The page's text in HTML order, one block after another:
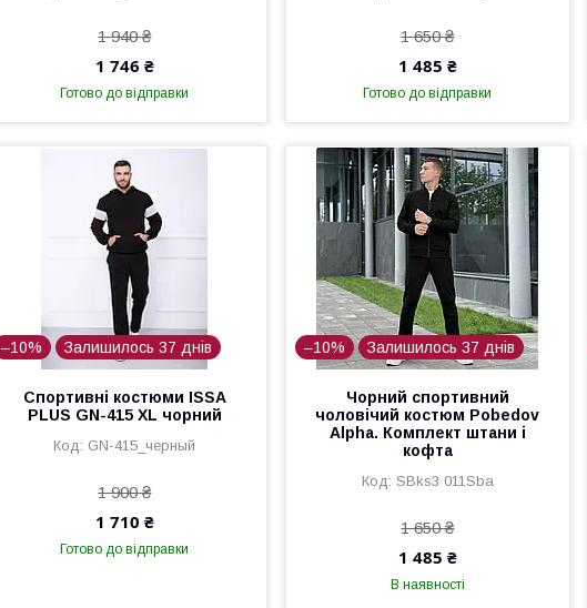
1 940 ₴
1 746 ₴
Готово до відправки
1 650 ₴
1 485 ₴
Готово до відправки
–10% Залишилось 37 днів
Спортивні костюми ISSA
PLUS GN-415 XL чорний
GN-415_черный
1 900 ₴
1 710 ₴
Готово до відправки
–10% Залишилось 37 днів
Чорний спортивний
чоловічий костюм Pobedov
Alpha. Комплект штани і
кофта
SBks3 011Sba
1 650 ₴
1 485 ₴
В наявності